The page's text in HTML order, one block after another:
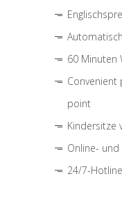
60 Minuten
point
Kindersitze
Online-
24/7-Hotline